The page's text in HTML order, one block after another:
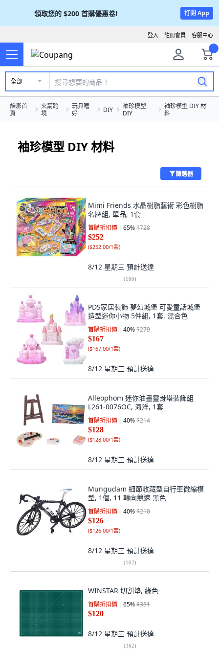
領取您的 $200 首購優惠卷! 打開 App
客服中心
註冊會員
登入
全部
酷澎首
頁
火箭跨
境
玩具嗜
好
DIY
袖珍模型
DIY
袖珍模型 DIY 材
料
袖珍模型 DIY 材料
篩選器
Mimi Friends 水晶樹脂藝術 彩色樹脂
名牌組, 單品, 1套
首購折扣價 65%$728
$252
($252.00/1套)
8/12 星期三 預計送達
(180)
PDS家居裝飾 夢幻城堡 可愛童話城堡
造型迷你小物 5件組, 1套, 混合色
首購折扣價 40%$279
$167
($167.00/1套)
8/12 星期三 預計送達
Alleophom 迷你油畫靈骨塔裝飾組
L261-0076OC, 海洋, 1套
首購折扣價 40%$214
$128
($128.00/1套)
8/12 星期三 預計送達
Mungudam 細節收藏型自行車微縮模
型, 1個, 11 轉向競速 黑色
首購折扣價 40%$210
$126
($126.00/1套)
8/12 星期三 預計送達
(102)
WINSTAR 切割墊, 綠色
首購折扣價 65%$351
$120
8/12 星期三 預計送達
(362)